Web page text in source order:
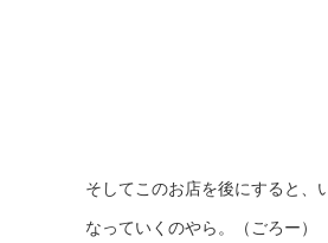
そしてこのお店を後にすると、
なっていくのやら。（ごろー）